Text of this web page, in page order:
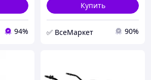
94%
Купить
✅ ВсеМаркет 90%